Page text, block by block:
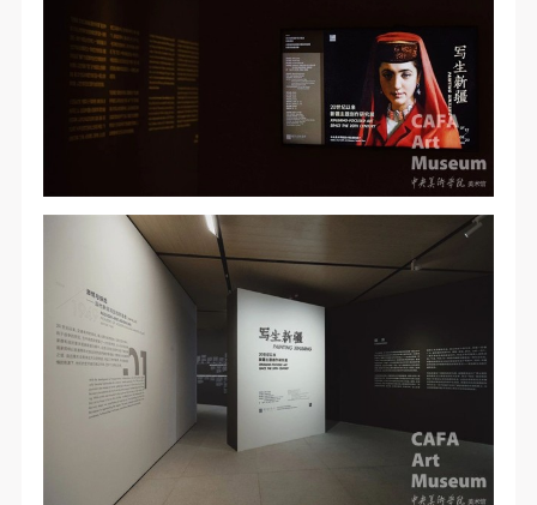
源总库》《中央美术学院资料库》《中央美术学院美
术馆资料库》等相关资料、文献、档案机构和平台，
在中央美术学院中使用和在互联网上传播，同意按相
关“章程”规定享受相关权益。
中央美术学院美术馆活动安全免责协议书
本次活动公平公正、自愿参加与退出、风险与责任自
负的原则。但活动有风险，参加者应有必要的风险意
第二条
参加本次活动者必须遵守中华人民共和国的相关法
律、法规，必须遵循道德和社会公德规范，并应该具
备以人为本、团结友爱、互相帮助和助人为乐的良好
源总库》《中央美术学院资料库》《中央美术学院美
术馆资料库》等相关资料、文献、档案机构和平台，
在中央美术学院中使用和在互联网上传播，同意按相
关“章程”规定享受相关权益。
中央美术学院美术馆活动安全免责协议书
本次活动公平公正、自愿参加与退出、风险与责任自
负的原则。但活动有风险，参加者应有必要的风险意
第二条
参加本次活动者必须遵守中华人民共和国的相关法
律、法规，必须遵循道德和社会公德规范，并应该具
备以人为本、团结友爱、互相帮助和助人为乐的良好
源总库》《中央美术学院资料库》《中央美术学院美
术馆资料库》等相关资料、文献、档案机构和平台，
在中央美术学院中使用和在互联网上传播，同意按相
关“章程”规定享受相关权益。
中央美术学院美术馆活动安全免责协议书
本次活动公平公正、自愿参加与退出、风险与责任自
负的原则。但活动有风险，参加者应有必要的风险意
第二条
参加本次活动者必须遵守中华人民共和国的相关法
律、法规，必须遵循道德和社会公德规范，并应该具
备以人为本、团结友爱、互相帮助和助人为乐的良好